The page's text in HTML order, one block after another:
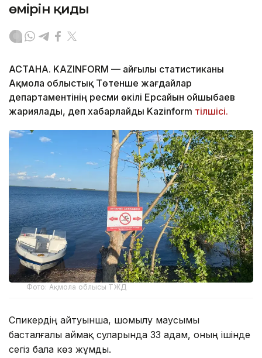
өмірін қиды
АСТАНА. KAZINFORM — Қайғылы статистиканы
Ақмола облыстық Төтенше жағдайлар
департаментінің ресми өкілі Ерсайын Қойшыбаев
жариялады, деп хабарлайды Kazinform тілшісі.
Фото: Ақмола облысы ТЖД
Спикердің айтуынша, шомылу маусымы
басталғалы аймақ суларында 33 адам, оның ішінде
сегіз бала көз жұмды.